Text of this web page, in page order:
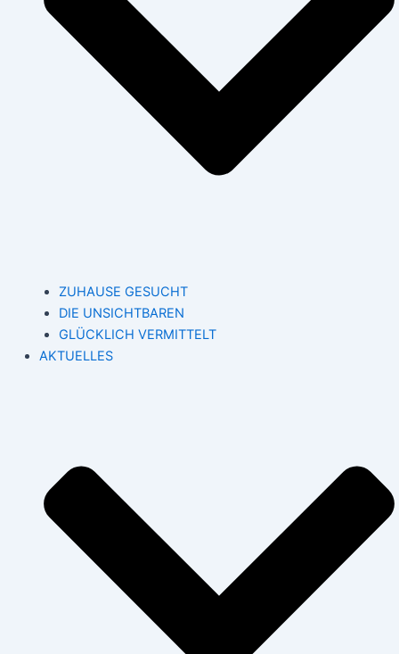
ZUHAUSE GESUCHT
DIE UNSICHTBAREN
GLÜCKLICH VERMITTELT
AKTUELLES